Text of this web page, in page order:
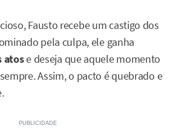
Fausto recebe um castigo dos
pela culpa, ele ganha
atose deseja que aquele momento
Assim, o pacto é quebrado e